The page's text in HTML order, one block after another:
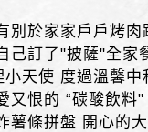
別於家家戶戶烤肉
己訂了"披薩"全家
小天使 度過溫馨中
又恨的 “碳酸飲料"
薯條拼盤 開心的